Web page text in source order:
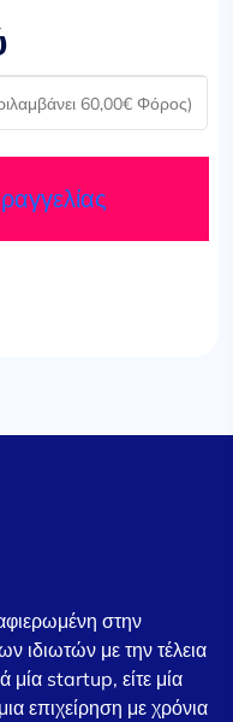
60,00€ Φόρος)
στην
ιδιωτών με την τέλεια
μία startup, είτε μία
επιχείρηση με χρόνια